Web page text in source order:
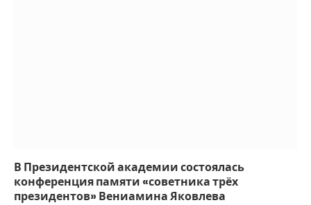
В Президентской академии состоялась
конференция памяти «советника трёх
президентов» Вениамина Яковлева